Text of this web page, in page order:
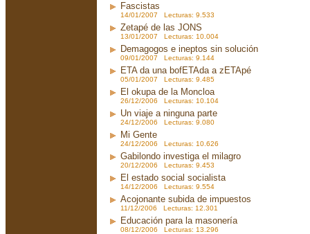
Fascistas
14/01/2007 Lecturas: 9.533
Zetapé de las JONS
13/01/2007 Lecturas: 10.004
Demagogos e ineptos sin solución
09/01/2007 Lecturas: 9.144
ETA da una bofETAda a zETApé
05/01/2007 Lecturas: 9.485
El okupa de la Moncloa
26/12/2006 Lecturas: 10.104
Un viaje a ninguna parte
24/12/2006 Lecturas: 9.080
Mi Gente
24/12/2006 Lecturas: 10.626
Gabilondo investiga el milagro
20/12/2006 Lecturas: 9.453
El estado social socialista
14/12/2006 Lecturas: 9.554
Acojonante subida de impuestos
11/12/2006 Lecturas: 12.301
Educación para la masonería
08/12/2006 Lecturas: 13.296